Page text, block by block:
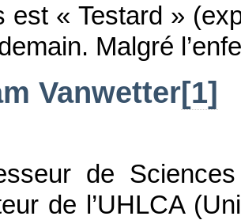
est « Testard »
Malgré
Vanwetter[1]
de
de l’UHLCA